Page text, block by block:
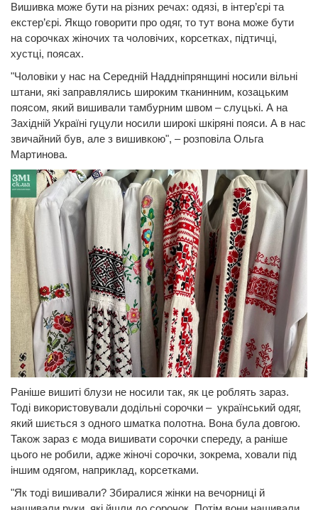
Вишивка може бути на різних речах: одязі, в інтер’єрі та
екстер’єрі. Якщо говорити про одяг, то тут вона може бути
на сорочках жіночих та чоловічих, корсетках, підтичці,
хустці, поясах.
"Чоловіки у нас на Середній Наддніпрянщині носили вільні
штани, які заправлялись широким тканинним, козацьким
поясом, який вишивали тамбурним швом – слуцькі. А на
Західній Україні гуцули носили широкі шкіряні пояси. А в нас
звичайний був, але з вишивкою", – розповіла Ольга
Мартинова.
Раніше вишиті блузи не носили так, як це роблять зараз.
Тоді використовували додільні сорочки – український одяг,
який шиється з одного шматка полотна. Вона була довгою.
Також зараз є мода вишивати сорочки спереду, а раніше
цього не робили, адже жіночі сорочки, зокрема, ховали під
іншим одягом, наприклад, корсетками.
"Як тоді вишивали? Збиралися жінки на вечорниці й